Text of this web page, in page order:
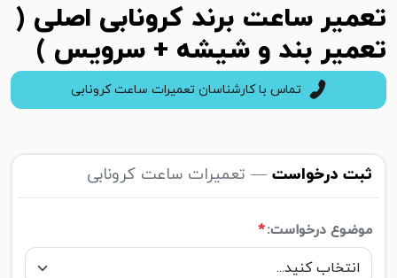
تعمیر ساعت برند کرونابی اصلی (
تعمیر بند و شیشه + سرویس )
تماس با کارشناسان تعمیرات ساعت کرونابی
ثبت درخواست — تعمیرات ساعت کرونابی
موضوع درخواست:*